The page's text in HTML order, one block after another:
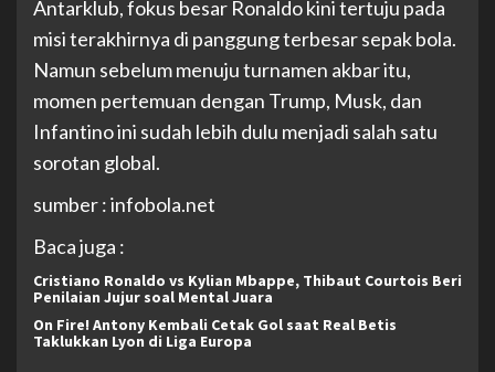
Antarklub, fokus besar Ronaldo kini tertuju pada
misi terakhirnya di panggung terbesar sepak bola.
Namun sebelum menuju turnamen akbar itu,
momen pertemuan dengan Trump, Musk, dan
Infantino ini sudah lebih dulu menjadi salah satu
sorotan global.
sumber :infobola.net
Baca juga :
Cristiano Ronaldo vs Kylian Mbappe, Thibaut Courtois Beri
Penilaian Jujur soal Mental Juara
On Fire! Antony Kembali Cetak Gol saat Real Betis
Taklukkan Lyon di Liga Europa